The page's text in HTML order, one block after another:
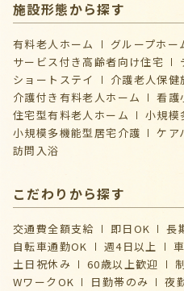
施設形態から探す
有料老人ホーム グループホー
サービス付き高齢者向け住宅
ショートステイ
介護⽼⼈保健
介護付き有料老人ホーム
看護
住宅型有料老人ホーム
小規模
⼩規模多機能型居宅介護
ケア
訪問入浴
こだわりから探す
交通費全額支給 即日OK 長
自転車通勤OK
週4日以上
土日祝休み
60歳以上歓迎
WワークOK
日勤帯のみ 夜